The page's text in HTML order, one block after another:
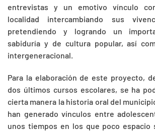
entrevistas y un emotivo vínculo
localidad intercambiando sus
pretendiendo y logrando un
sabiduría y de cultura popular, así
intergeneracional.
Para la elaboración de este proyecto,
dos últimos cursos escolares, se ha
cierta manera la historia oral del
han generado vínculos entre
unos tiempos en los que poco espacio